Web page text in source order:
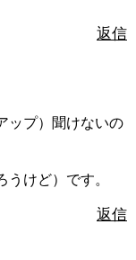
返信
ップ）聞けないの
けど）です。
返信